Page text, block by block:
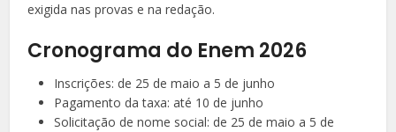
exigida nas provas e na redação.
Cronograma do Enem 2026
Inscrições: de 25 de maio a 5 de junho
Pagamento da taxa: até 10 de junho
Solicitação de nome social: de 25 de maio a 5 de